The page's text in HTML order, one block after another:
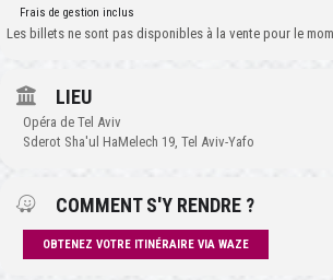
Frais de gestion inclus
Les billets ne sont pas disponibles à la vente pour le
LIEU
Opéra de Tel Aviv
Sderot Sha'ul HaMelech 19, Tel Aviv-Yafo
COMMENT S'Y RENDRE ?
OBTENEZ VOTRE ITINÉRAIRE VIA WAZE